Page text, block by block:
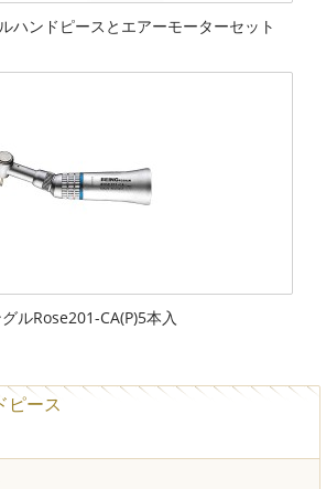
ハンドピースとエアーモーターセット
ルRose201-CA(P)5本入
ピース